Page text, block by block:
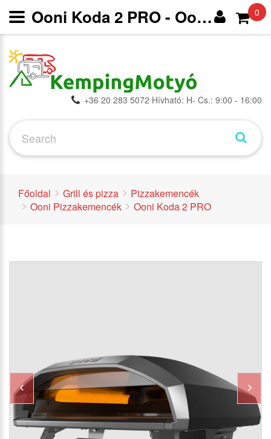
+36 20 283 5072 Hívható: H- Cs.: 9:00 - 16:00
0
Főoldal Grill és pizza
Pizzakemencék
Ooni Pizzakemencék
Ooni Koda 2 PRO
Ooni Koda 2 PRO - Ooni Pizzakemencék - Pizzakemencék - Grill és pizza -